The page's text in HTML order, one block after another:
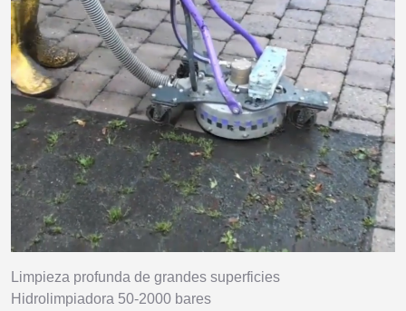
Limpieza profunda de grandes superficies
Hidrolimpiadora 50-2000 bares